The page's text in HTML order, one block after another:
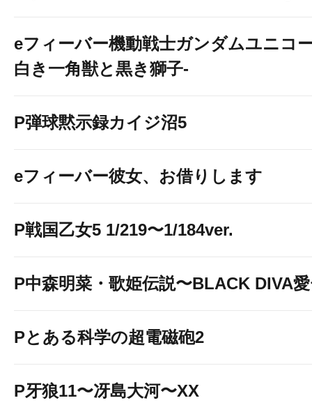
eフィーバー機動戦士ガンダムユニコ
白き一角獣と黒き獅子-
P弾球黙示録カイジ沼5
eフィーバー彼女、お借りします
P戦国乙女5 1/219〜1/184ver.
P中森明菜・歌姫伝説〜BLACK DIVA
Pとある科学の超電磁砲2
P牙狼11〜冴島大河〜XX